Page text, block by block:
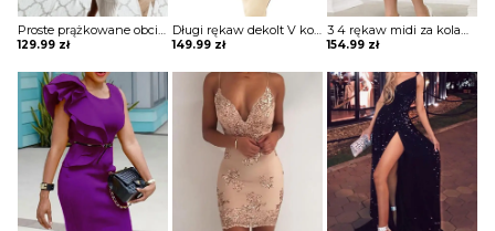
Proste prążkowane obcisłe sukienki z długim rękawem sukienka Sigita
129.99 zł
Długi rękaw dekolt V koperta midi za kolano ołówkowa elegancka wieczorowa jednolita suknia sukienka Hadwiga
149.99 zł
3 4 rękaw midi za kolano dekolt prosty wzór kwiaty koronka wesele impreza sylwester sukienka Miens
154.99 zł